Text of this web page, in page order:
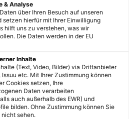
& Analyse
über Ihren Besuch auf unseren
setzen hierfür mit Ihrer Einwilligung
hilft uns zu verstehen, was wir
Die Daten werden in der EU
Inhalte
(Text, Video, Bilder) via Drittanbieter
Issuu etc. Mit Ihrer Zustimmung können
Cookies setzen, Ihre
Daten verarbeiten
auch außerhalb des EWR) und
bilden. Ohne Zustimmung können Sie
sehen.